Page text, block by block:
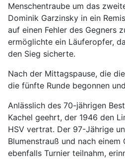
Menschentraube um das
Dominik Garzinsky in ein
auf einen Fehler des Gegners
ermöglichte ein Läuferopfer,
den Sieg sicherte.
Nach der Mittagspause, die
die fünfte Runde begonnen
Anlässlich des 70-jährigen
Kachel geehrt, der 1946 den
HSV vertrat. Der 97-Jährige
Blumenstrauß und nach
ebenfalls Turnier teilnahm,